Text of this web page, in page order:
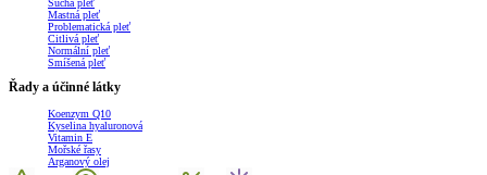
Suchá pleť
Mastná pleť
Problematická pleť
Citlivá pleť
Normální pleť
Smíšená pleť
Řady a účinné látky
Koenzym Q10
Kyselina hyaluronová
Vitamin E
Mořské řasy
Arganový olej